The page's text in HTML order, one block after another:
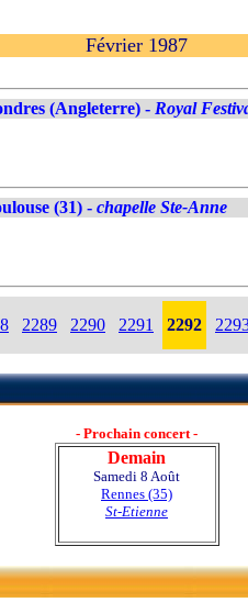
Février 1987
(Angleterre) - Royal
(31) - chapelle Ste-Anne
2289 2290 2291 2292
- Prochain concert -
Demain
Samedi 8 Août
Rennes (35)
St-Etienne